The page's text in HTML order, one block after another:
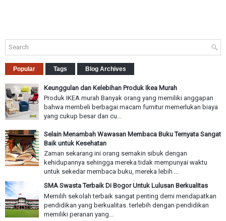
Popular Tags Blog Archives
Keunggulan dan Kelebihan Produk Ikea Murah
Produk IKEA murah Banyak orang yang memiliki anggapan
bahwa membeli berbagai macam furnitur memerlukan biaya
yang cukup besar dan cu...
Selain Menambah Wawasan Membaca Buku Ternyata Sangat
Baik untuk Kesehatan
Zaman sekarang ini orang semakin sibuk dengan
kehidupannya sehingga mereka tidak mempunyai waktu
untuk sekedar membaca buku, mereka lebih ...
SMA Swasta Terbaik Di Bogor Untuk Lulusan Berkualitas
Memilih sekolah terbaik sangat penting demi mendapatkan
pendidikan yang berkualitas. terlebih dengan pendidikan
memiliki peranan yang...